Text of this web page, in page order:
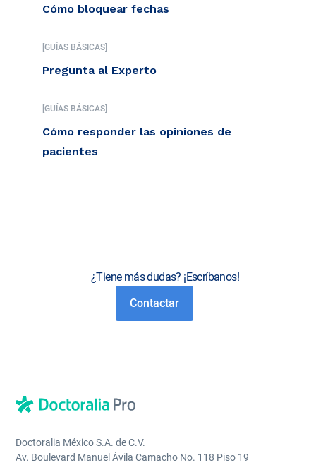
Cómo bloquear fechas
[GUÍAS BÁSICAS]
Pregunta al Experto
[GUÍAS BÁSICAS]
Cómo responder las opiniones de
pacientes
¿Tiene más dudas? ¡Escríbanos!
Contactar
Doctoralia México S.A. de C.V.
Av. Boulevard Manuel Ávila Camacho No. 118 Piso 19